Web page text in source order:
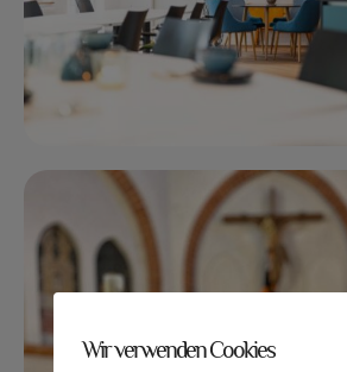
Wir verwenden Cookies